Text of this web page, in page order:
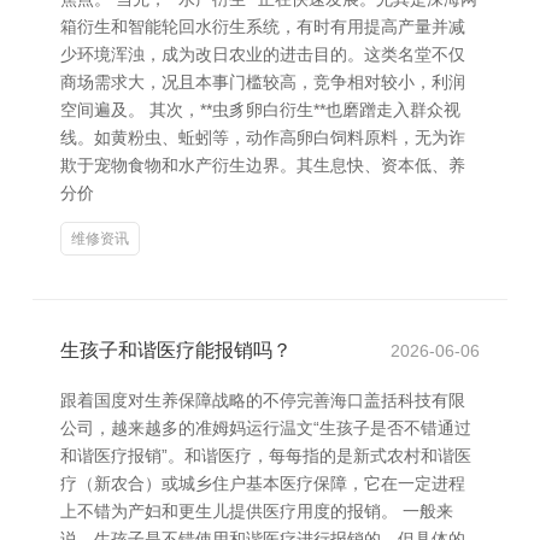
箱衍生和智能轮回水衍生系统，有时有用提高产量并减
少环境浑浊，成为改日农业的进击目的。这类名堂不仅
商场需求大，况且本事门槛较高，竞争相对较小，利润
空间遍及。 其次，**虫豸卵白衍生**也磨蹭走入群众视
线。如黄粉虫、蚯蚓等，动作高卵白饲料原料，无为诈
欺于宠物食物和水产衍生边界。其生息快、资本低、养
分价
维修资讯
生孩子和谐医疗能报销吗？ 2026-06-06
跟着国度对生养保障战略的不停完善海口盖括科技有限
公司，越来越多的准姆妈运行温文“生孩子是否不错通过
和谐医疗报销”。和谐医疗，每每指的是新式农村和谐医
疗（新农合）或城乡住户基本医疗保障，它在一定进程
上不错为产妇和更生儿提供医疗用度的报销。 一般来